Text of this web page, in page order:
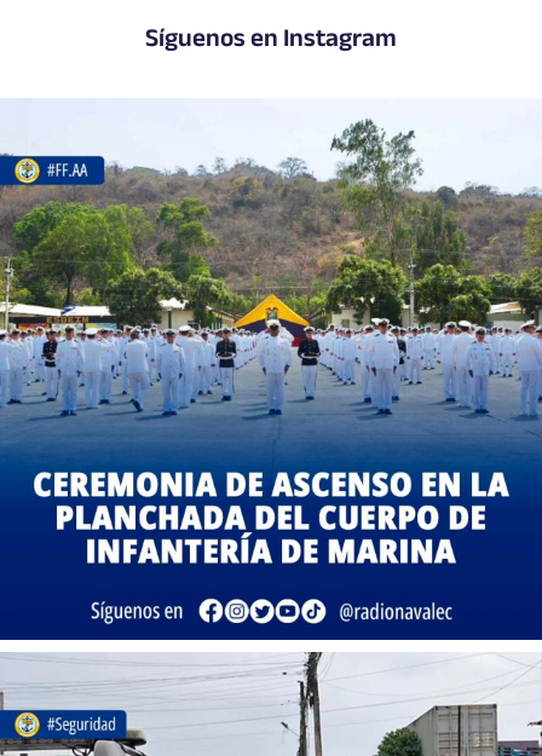
Síguenos en Instagram